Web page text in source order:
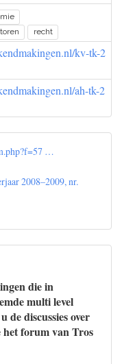
recht
kv-tk-2
ah-tk-2
…
2008–2009, nr.
die in
multi level
discussies over
forum van Tros